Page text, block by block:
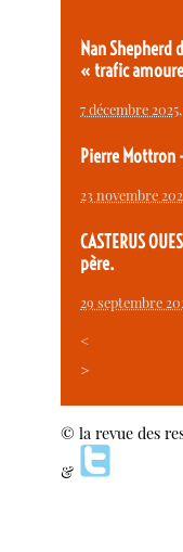
Nan Shepherd
« trafic
7 décembre 2025
Pierre Mottron
23 novembre
CASTERUS
père.
29 septembre
<
>
© la revue des
&